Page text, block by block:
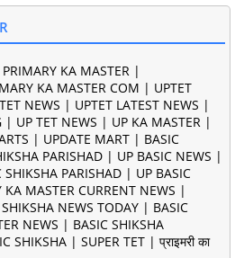
KA MASTER |
KA MASTER COM | UPTET
NEWS | UPTET LATEST NEWS |
| UP TET NEWS | UP KA MASTER |
| UPDATE MART | BASIC
PARISHAD | UP BASIC NEWS |
PARISHAD | UP BASIC
MASTER CURRENT NEWS |
NEWS TODAY | BASIC
NEWS | BASIC SHIKSHA
SHIKSHA | SUPER TET | प्राइमरी का